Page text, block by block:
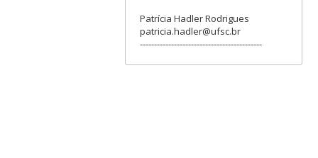
Patrícia Hadler Rodrigues
patricia.hadler@ufsc.br
-------------------------------------------